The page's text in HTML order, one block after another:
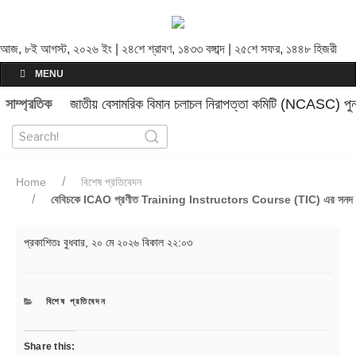
আজ, ৮ই আগস্ট, ২০২৬ ইং | ২৪শে শ্রাবণ, ১৪৩৩ বঙ্গাব্দ | ২৫শে সফর, ১৪৪৮ হিজরী
MENU
সাম্প্রতিক জাতীয় বেসামরিক বিমান চলাচল নিরাপত্তা কমিটি (NCASC)
Home
বিশেষ প্রতিবেদন
বেবিচকে ICAO প্রণীত Training Instructors Course (TIC) এর সনদ
প্রকাশিতঃ বুধবার, ২০ মে ২০২৬ বিকাল ২২:০৩
CATEGORIES
বিশেষ প্রতিবেদন
Share this: